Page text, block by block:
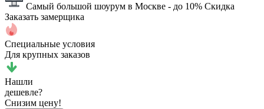
Самый большой шоурум в Москве - до 10% Скидка
Заказать замерщика
Специальные условия
Для крупных заказов
Нашли
дешевле?
Снизим цену!